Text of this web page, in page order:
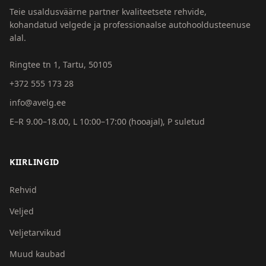
Teie usaldusväärne partner kvaliteetsete rehvide,
kohandatud velgede ja professionaalse autohooldusteenuse
alal.
Ringtee tn 1, Tartu, 50105
+372 555 173 28
info@avelg.ee
E–R 9.00–18.00, L 10:00–17:00 (hooajal), P suletud
KIIRLINGID
Rehvid
Veljed
Veljetarvikud
Muud kaubad